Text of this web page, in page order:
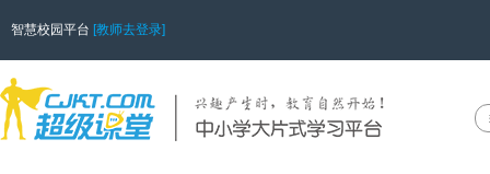
智慧校园平台 [教师去登录]